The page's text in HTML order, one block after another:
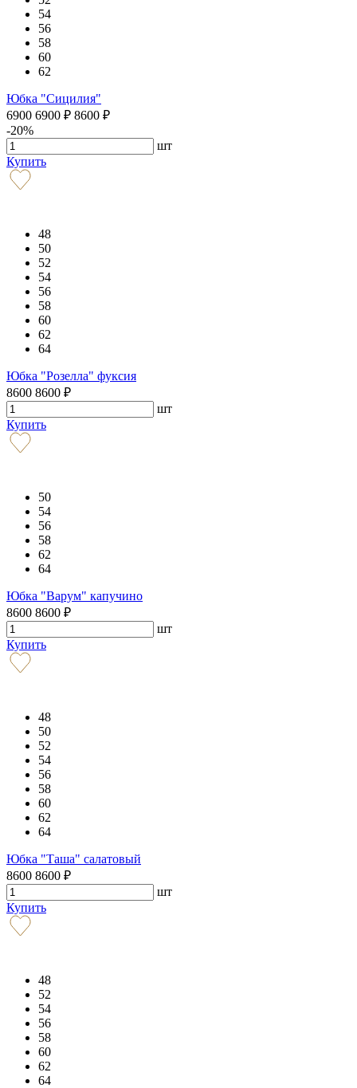
54
56
58
60
62
Юбка "Сицилия"
6900 6900 ₽ 8600 ₽
-20%
шт
Купить
48
50
52
54
56
58
60
62
64
Юбка "Розелла" фуксия
8600 8600 ₽
шт
Купить
50
54
56
58
62
64
Юбка "Варум" капучино
8600 8600 ₽
шт
Купить
48
50
52
54
56
58
60
62
64
Юбка "Таша" салатовый
8600 8600 ₽
шт
Купить
48
52
54
56
58
60
62
64